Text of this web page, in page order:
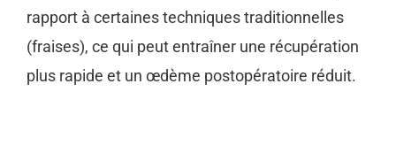
rapport à certaines techniques traditionnelles
(fraises), ce qui peut entraîner une récupération
plus rapide et un œdème postopératoire réduit.